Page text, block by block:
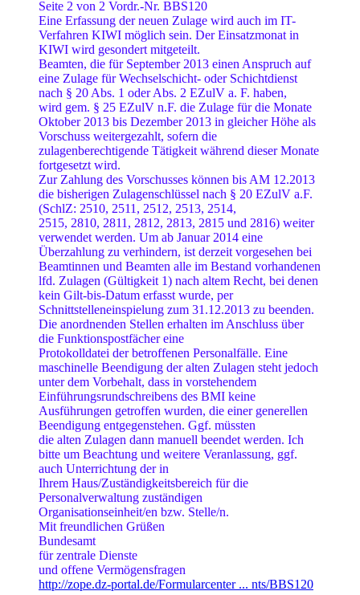
Seite 2 von 2 Vordr.-Nr. BBS120
Eine Erfassung der neuen Zulage wird auch im IT-
Verfahren KIWI möglich sein. Der Einsatzmonat in
KIWI wird gesondert mitgeteilt.
Beamten, die für September 2013 einen Anspruch auf
eine Zulage für Wechselschicht- oder Schichtdienst
nach § 20 Abs. 1 oder Abs. 2 EZulV a. F. haben,
wird gem. § 25 EZulV n.F. die Zulage für die Monate
Oktober 2013 bis Dezember 2013 in gleicher Höhe als
Vorschuss weitergezahlt, sofern die
zulagenberechtigende Tätigkeit während dieser Monate
fortgesetzt wird.
Zur Zahlung des Vorschusses können bis AM 12.2013
die bisherigen Zulagenschlüssel nach § 20 EZulV a.F.
(SchlZ: 2510, 2511, 2512, 2513, 2514,
2515, 2810, 2811, 2812, 2813, 2815 und 2816) weiter
verwendet werden. Um ab Januar 2014 eine
Überzahlung zu verhindern, ist derzeit vorgesehen bei
Beamtinnen und Beamten alle im Bestand vorhandenen
lfd. Zulagen (Gültigkeit 1) nach altem Recht, bei denen
kein Gilt-bis-Datum erfasst wurde, per
Schnittstelleneinspielung zum 31.12.2013 zu beenden.
Die anordnenden Stellen erhalten im Anschluss über
die Funktionspostfächer eine
Protokolldatei der betroffenen Personalfälle. Eine
maschinelle Beendigung der alten Zulagen steht jedoch
unter dem Vorbehalt, dass in vorstehendem
Einführungsrundschreibens des BMI keine
Ausführungen getroffen wurden, die einer generellen
Beendigung entgegenstehen. Ggf. müssten
die alten Zulagen dann manuell beendet werden. Ich
bitte um Beachtung und weitere Veranlassung, ggf.
auch Unterrichtung der in
Ihrem Haus/Zuständigkeitsbereich für die
Personalverwaltung zuständigen
Organisationseinheit/en bzw. Stelle/n.
Mit freundlichen Grüßen
Bundesamt
für zentrale Dienste
und offene Vermögensfragen
http://zope.dz-portal.de/Formularcenter ... nts/BBS120